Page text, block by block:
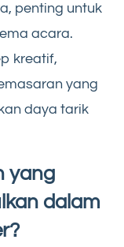
penting untuk
acara.
kreatif,
yang
daya tarik
yang
dalam